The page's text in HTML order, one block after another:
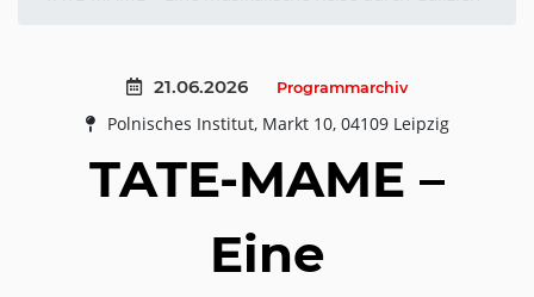
21.06.2026 Programmarchiv
Polnisches Institut, Markt 10, 04109 Leipzig
TATE-MAME –
Eine